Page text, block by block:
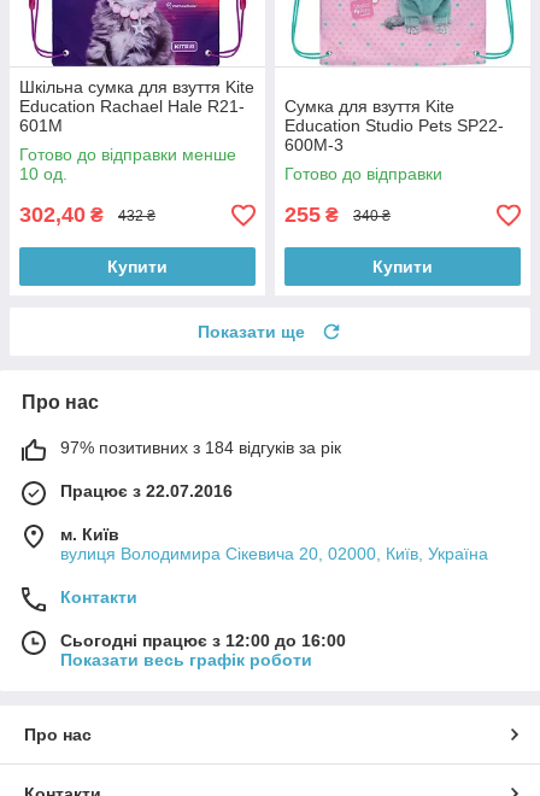
Шкільна сумка для взуття Kite
Education Rachael Hale R21-
601M
Готово до відправки менше
10 од.
302,40 ₴ 432 ₴
Купити
Сумка для взуття Kite
Education Studio Pets SP22-
600M-3
Готово до відправки
255 ₴ 340 ₴
Купити
Показати ще
Про нас
97% позитивних з 184 відгуків за рік
Працює з 22.07.2016
м. Київ
вулиця Володимира Сікевича 20, 02000, Київ, Україна
Контакти
Сьогодні працює з 12:00 до 16:00
Показати весь графік роботи
Про нас